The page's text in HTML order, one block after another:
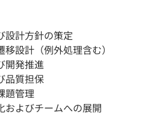
設計方針の策定
設計（例外処理含む）
開発推進
品質担保
題管理
よびチームへの展開